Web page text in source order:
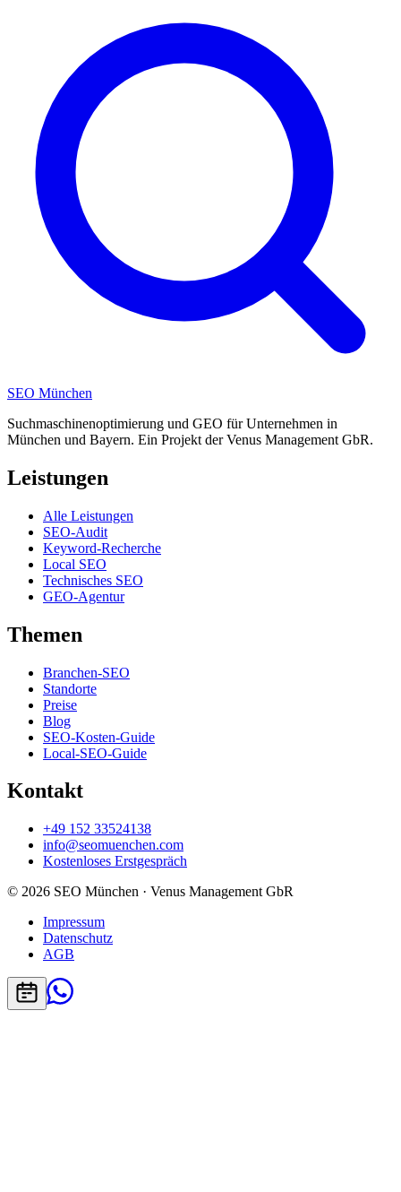
SEO München
Suchmaschinenoptimierung und GEO für Unternehmen in
München und Bayern. Ein Projekt der Venus Management GbR.
Leistungen
Alle Leistungen
SEO-Audit
Keyword-Recherche
Local SEO
Technisches SEO
GEO-Agentur
Themen
Branchen-SEO
Standorte
Preise
Blog
SEO-Kosten-Guide
Local-SEO-Guide
Kontakt
+49 152 33524138
info@seomuenchen.com
Kostenloses Erstgespräch
© 2026 SEO München · Venus Management GbR
Impressum
Datenschutz
AGB